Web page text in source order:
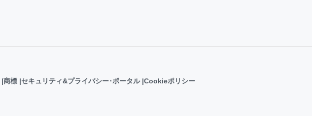
商標 セキュリティ&プライバシー･ポータル Cookieポリシー